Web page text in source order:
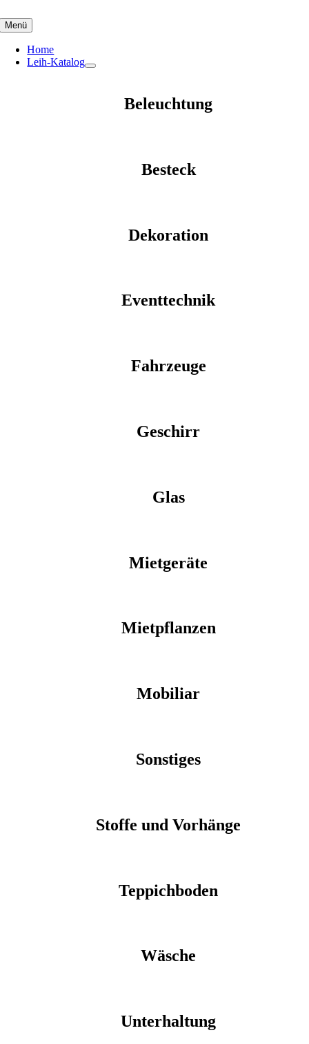
to
content
Menü
Home
Leih-Katalog
Beleuchtung
Besteck
Dekoration
Eventtechnik
Fahrzeuge
Geschirr
Glas
Mietgeräte
Mietpflanzen
Mobiliar
Sonstiges
Stoffe und Vorhänge
Teppichboden
Wäsche
Unterhaltung